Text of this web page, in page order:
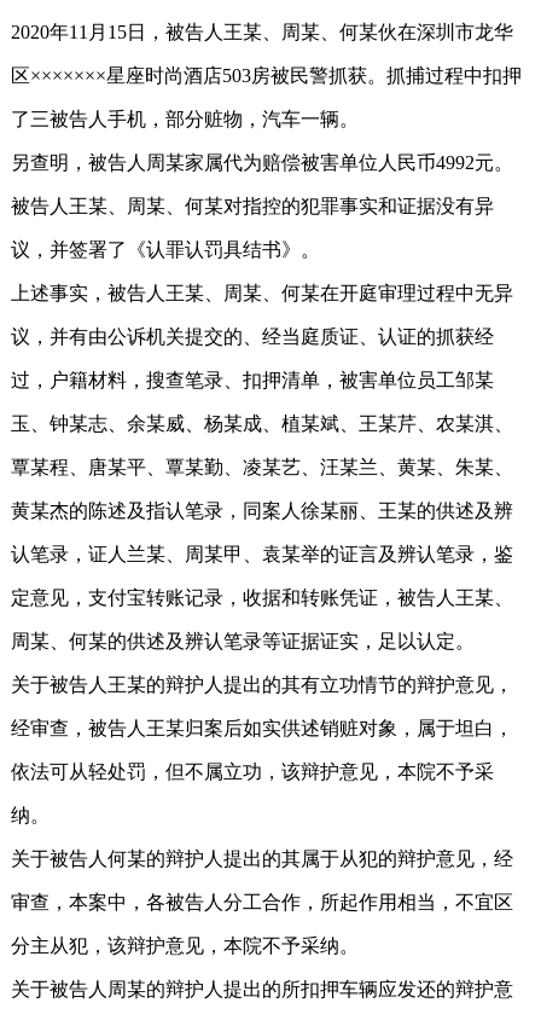
2020年11月15日，被告人王某、周某、何某伙在深圳市龙华
区×××××××星座时尚酒店503房被民警抓获。抓捕过程中扣押
了三被告人手机，部分赃物，汽车一辆。
另查明，被告人周某家属代为赔偿被害单位人民币4992元。
被告人王某、周某、何某对指控的犯罪事实和证据没有异
议，并签署了《认罪认罚具结书》。
上述事实，被告人王某、周某、何某在开庭审理过程中无异
议，并有由公诉机关提交的、经当庭质证、认证的抓获经
过，户籍材料，搜查笔录、扣押清单，被害单位员工邹某
玉、钟某志、余某威、杨某成、植某斌、王某芹、农某淇、
覃某程、唐某平、覃某勤、凌某艺、汪某兰、黄某、朱某、
黄某杰的陈述及指认笔录，同案人徐某丽、王某的供述及辨
认笔录，证人兰某、周某甲、袁某举的证言及辨认笔录，鉴
定意见，支付宝转账记录，收据和转账凭证，被告人王某、
周某、何某的供述及辨认笔录等证据证实，足以认定。
关于被告人王某的辩护人提出的其有立功情节的辩护意见，
经审查，被告人王某归案后如实供述销赃对象，属于坦白，
依法可从轻处罚，但不属立功，该辩护意见，本院不予采
纳。
关于被告人何某的辩护人提出的其属于从犯的辩护意见，经
审查，本案中，各被告人分工合作，所起作用相当，不宜区
分主从犯，该辩护意见，本院不予采纳。
关于被告人周某的辩护人提出的所扣押车辆应发还的辩护意